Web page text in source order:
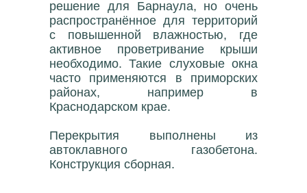
решение для Барнаула, но очень
распространённое для территорий
с повышенной влажностью, где
активное проветривание крыши
необходимо. Такие слуховые окна
часто применяются в приморских
районах, например в
Краснодарском крае.
Перекрытия выполнены из
автоклавного газобетона.
Конструкция сборная.